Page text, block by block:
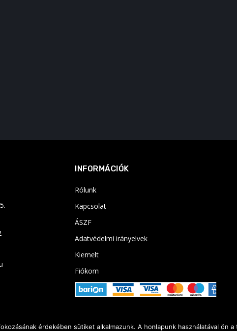
INFORMÁCIÓK
Rólunk
Kapcsolat
ÁSZF
Adatvédelmi irányelvek
Kiemelt
Fiókom
érdekében sütiket alkalmazunk. A honlapunk használatával ön